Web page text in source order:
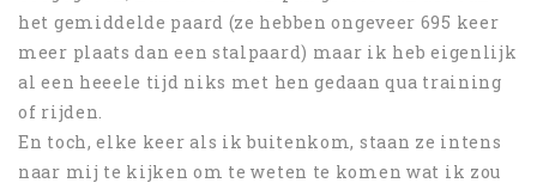
het gemiddelde paard (ze hebben ongeveer 695 keer
meer plaats dan een stalpaard) maar ik heb eigenlijk
al een heeele tijd niks met hen gedaan qua training
of rijden.
En toch, elke keer als ik buitenkom, staan ze intens
naar mij te kijken om te weten te komen wat ik zou